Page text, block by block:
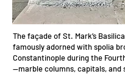
The façade of St. Mark’s
famously adorned with spolia
Constantinople during the
—marble columns, capitals, and